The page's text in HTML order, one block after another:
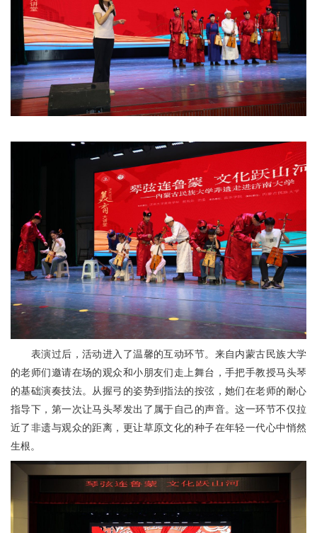
表演过后，活动进入了温馨的互动环节。来自内蒙古民族大学
的老师们邀请在场的观众和小朋友们走上舞台，手把手教授马头琴
的基础演奏技法。从握弓的姿势到指法的按弦，她们在老师的耐心
指导下，第一次让马头琴发出了属于自己的声音。这一环节不仅拉
近了非遗与观众的距离，更让草原文化的种子在年轻一代心中悄然
生根。